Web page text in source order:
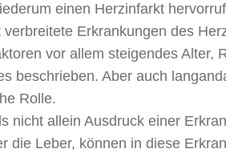
einen Herzinfarkt
Erkrankungen des
vor allem steigendes Alter,
beschrieben. Aber auch
Rolle.
nicht allein Ausdruck einer
Leber, können in diese